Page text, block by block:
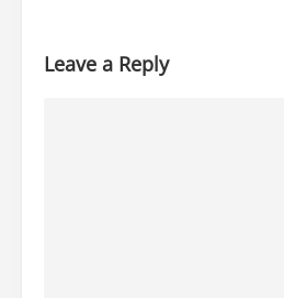
Leave a Reply